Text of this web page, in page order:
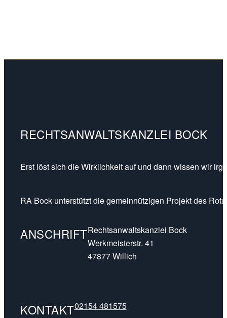
RECHTSANWALTSKANZLEI BOCK
Erst löst sich die Wirklichkeit auf und dann wissen wir
RA Bock unterstützt die gemeinnützigen Projekt des
ANSCHRIFTRechtsanwaltskanzlei Bock
Werkmeisterstr. 41
47877 Willich
KONTAKT02154 481575